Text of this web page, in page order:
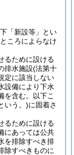
「新設等」とい
ころによらなけ
るために設ける
排水施設(法第十
定に該当しない
設備により下水
を含む。以下こ
いう。)に固着さ
るために設ける
にあっては公共
を排除すべき排
除すべきものに